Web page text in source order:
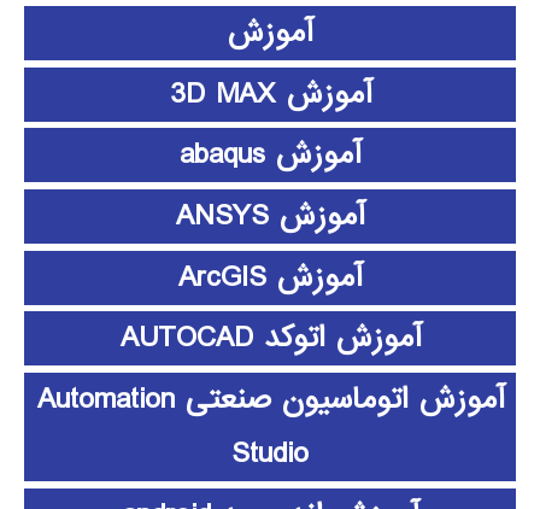
آموزش
آموزش 3D MAX
آموزش abaqus
آموزش ANSYS
آموزش ArcGIS
آموزش اتوکد AUTOCAD
آموزش اتوماسیون صنعتی Automation
Studio